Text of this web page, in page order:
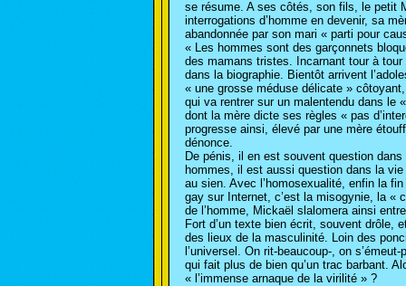
se résume. A ses côtés, son fils, le petit
interrogations d’homme en devenir, sa
abandonnée par son mari « parti pour
« Les hommes sont des garçonnets
des mamans tristes. Incarnant tour à
dans la biographie. Bientôt arrivent
« une grosse méduse délicate »
qui va rentrer sur un malentendu dans le
dont la mère dicte ses règles « pas
progresse ainsi, élevé par une mère
dénonce.
De pénis, il en est souvent question
hommes, il est aussi question dans la
au sien. Avec l’homosexualité, enfin la
gay sur Internet, c’est la misogynie, la «
de l’homme, Mickaël slalomera ainsi
Fort d’un texte bien écrit, souvent drôle,
des lieux de la masculinité. Loin des
l’universel. On rit-beaucoup-, on
qui fait plus de bien qu’un trac barbant.
« l’immense arnaque de la virilité » ?